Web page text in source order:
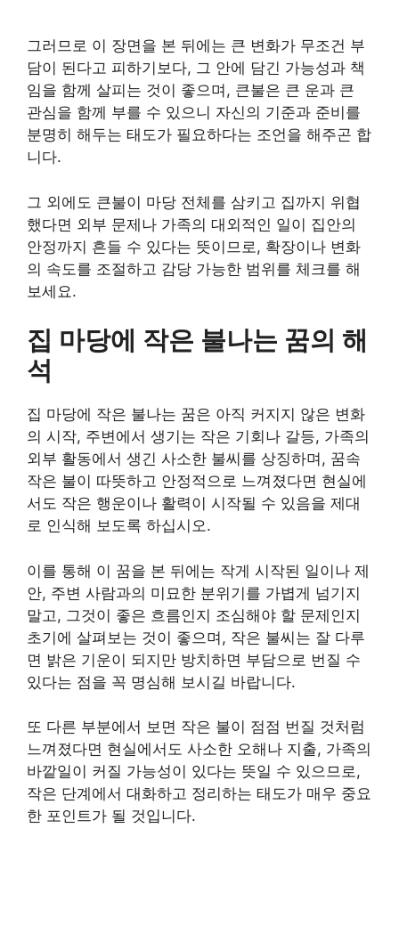
그러므로 이 장면을 본 뒤에는 큰 변화가 무조건 부
담이 된다고 피하기보다, 그 안에 담긴 가능성과 책
임을 함께 살피는 것이 좋으며, 큰불은 큰 운과 큰
관심을 함께 부를 수 있으니 자신의 기준과 준비를
분명히 해두는 태도가 필요하다는 조언을 해주곤 합
니다.
그 외에도 큰불이 마당 전체를 삼키고 집까지 위협
했다면 외부 문제나 가족의 대외적인 일이 집안의
안정까지 흔들 수 있다는 뜻이므로, 확장이나 변화
의 속도를 조절하고 감당 가능한 범위를 체크를 해
보세요.
집 마당에 작은 불나는 꿈의 해
석
집 마당에 작은 불나는 꿈은 아직 커지지 않은 변화
의 시작, 주변에서 생기는 작은 기회나 갈등, 가족의
외부 활동에서 생긴 사소한 불씨를 상징하며, 꿈속
작은 불이 따뜻하고 안정적으로 느껴졌다면 현실에
서도 작은 행운이나 활력이 시작될 수 있음을 제대
로 인식해 보도록 하십시오.
이를 통해 이 꿈을 본 뒤에는 작게 시작된 일이나 제
안, 주변 사람과의 미묘한 분위기를 가볍게 넘기지
말고, 그것이 좋은 흐름인지 조심해야 할 문제인지
초기에 살펴보는 것이 좋으며, 작은 불씨는 잘 다루
면 밝은 기운이 되지만 방치하면 부담으로 번질 수
있다는 점을 꼭 명심해 보시길 바랍니다.
또 다른 부분에서 보면 작은 불이 점점 번질 것처럼
느껴졌다면 현실에서도 사소한 오해나 지출, 가족의
바깥일이 커질 가능성이 있다는 뜻일 수 있으므로,
작은 단계에서 대화하고 정리하는 태도가 매우 중요
한 포인트가 될 것입니다.